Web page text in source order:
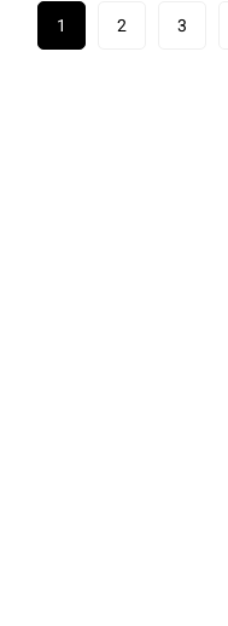
1 2 3